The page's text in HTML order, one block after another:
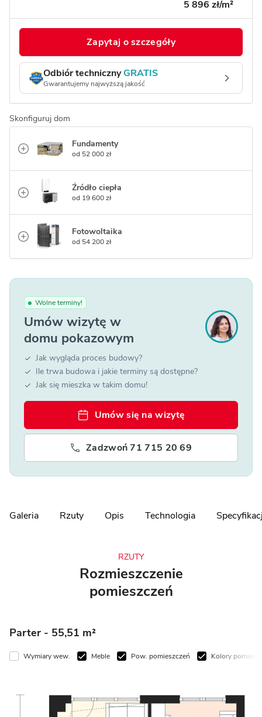
5 896 zł/m²
Zapytaj o szczegóły
Odbiór technicznyGRATIS
Gwarantujemy najwyższą jakość
Skonfiguruj dom
Fundamenty
od 52 000 zł
Źródło ciepła
od 19 600 zł
Fotowoltaika
od 54 200 zł
Wolne terminy!
Umów wizytę w
domu pokazowym
Jak wygląda proces budowy?
Ile trwa budowa i jakie terminy są dostępne?
Jak się mieszka w takim domu!
Umów się na wizytę
Zadzwoń 71 715 20 69
Galeria Rzuty Opis Technologia
RZUTY
Rozmieszczenie
pomieszczeń
Parter - 55,51 m²
wew. Meble Pow. pomieszczeń Kolory pomieszczeń